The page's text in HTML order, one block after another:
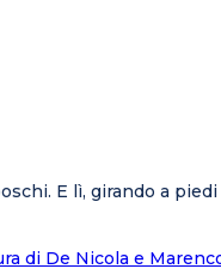
E lì, girando a